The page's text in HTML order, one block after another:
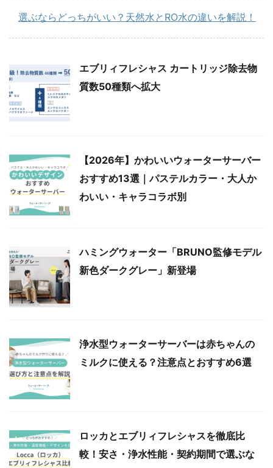
選ぶならどっちがいい？天然水とRO水の違いを解説！
エブリィフレシャス カートリッジ除去物
質数50種類へ拡大
【2026年】かわいいウォーターサーバー
おすすめ13選｜パステルカラー・大人か
わいい・キャラコラボ別
ハミングウォーター「BRUNO監修モデル
新色ダークグレー」新登場
浄水型ウォーターサーバーは赤ちゃんの
ミルクに使える？注意点とおすすめ6選
ロッカとエブリィフレシャスを徹底比
較！安さ・浄水性能・契約期間で選ぶな